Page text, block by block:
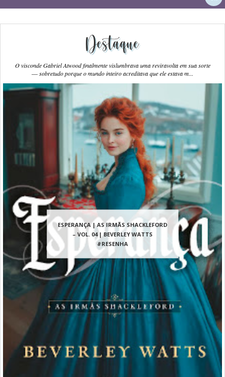
Destaque
ESPERANÇA | AS IRMÃS SHACKLEFORD
– VOL. 04 | BEVERLEY WATTS
#RESENHA
O visconde Gabriel Atwood finalmente vislumbrava uma reviravolta em sua sorte
― sobretudo porque o mundo inteiro acreditava que ele estava m...